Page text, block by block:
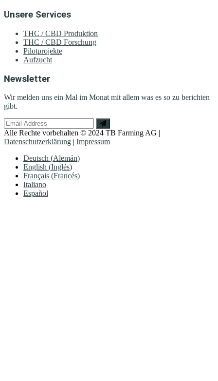
Unsere Services
THC / CBD Produktion
THC / CBD Forschung
Pilotprojekte
Aufzucht
Newsletter
Wir melden uns ein Mal im Monat mit allem was es so zu berichten
gibt.
Alle Rechte vorbehalten © 2024 TB Farming AG |
Datenschutzerklärung | Impressum
Deutsch (Alemán)
English (Inglés)
Français (Francés)
Italiano
Español